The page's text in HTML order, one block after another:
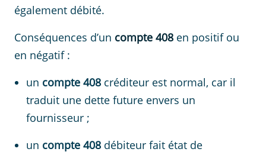
également débité.
Conséquences d’un compte 408 en positif ou
en négatif :
un compte 408 créditeur est normal, car il
traduit une dette future envers un
fournisseur ;
un compte 408 débiteur fait état de